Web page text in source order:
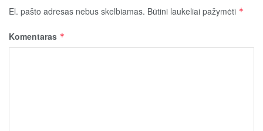
El. pašto adresas nebus skelbiamas. Būtini laukeliai pažymėti *
Komentaras *